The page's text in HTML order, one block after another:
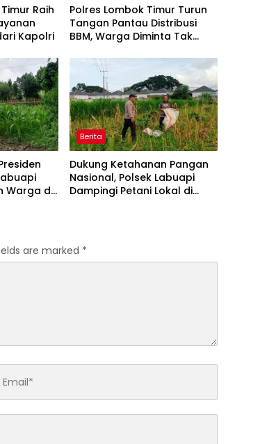
Raih
Kapolri
Polres Lombok Timur Turun
Tangan Pantau Distribusi
BBM, Warga Diminta Tak
Warga di
Berita
Dukung Ketahanan Pangan
Nasional, Polsek Labuapi
Dampingi Petani Lokal di
are marked *